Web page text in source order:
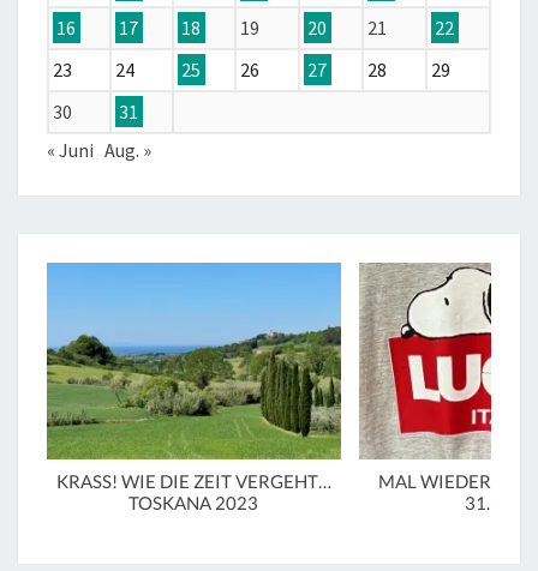
16 17 18 19 20 21
22
23
24 25 26 27 28
29
30
31
« Juni Aug. »
KRASS! WIE DIE ZEIT VERGEHT…
TOSKANA 2023
MAL WIEDER IN